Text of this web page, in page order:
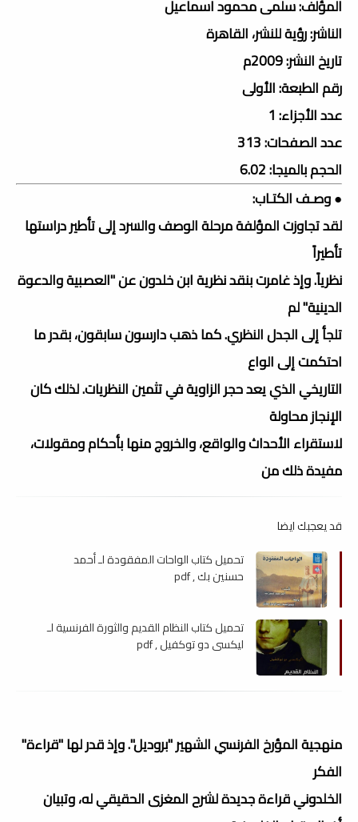
المؤلف: سلمى محمود اسماعيل
الناشر: رؤية للنشر، القاهرة
تاريخ النشر: 2009م
رقم الطبعة: الأولى
عدد الأجزاء: 1
عدد الصفحات: 313
الحجم بالميجا: 6.02
● وصـف الكتـاب:
لقد تجاوزت المؤلفة مرحلة الوصف والسرد إلى تأطير دراستها
تأطيراً
نظرياً. وإذ غامرت بنقد نظرية ابن خلدون عن "العصبية والدعوة
الدينية" لم
تلجأ إلى الجدل النظري. كما ذهب دارسون سابقون، بقدر ما
احتكمت إلى الواع
التاريخي الذي يعد حجر الزاوية في تثمين النظريات. لذلك كان
الإنجاز محاولة
لاستقراء الأحداث والواقع، والخروج منها بأحكام ومقولات،
مفيدة ذلك من
قد يعجبك ايضا
تحميل كتاب الواحات المفقودة لـ أحمد
حسنين بك , pdf
تحميل كتاب النظام القديم والثورة الفرنسية لـ
ليكسي دو توكفيل , pdf
منهجية المؤرخ الفرنسي الشهير "بروديل". وإذ قدر لها "قراءة"
الفكر
الخلدوني قراءة جديدة لشرح المغزى الحقيقي له، وتبيان